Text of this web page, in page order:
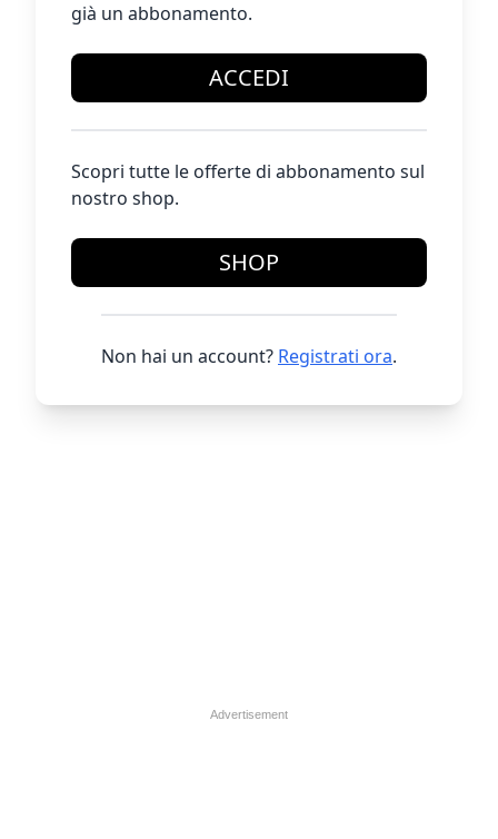
già un abbonamento.
ACCEDI
Scopri tutte le offerte di abbonamento sul
nostro shop.
SHOP
Non hai un account? Registrati ora.